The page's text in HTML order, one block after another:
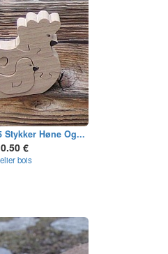
Høne Og...
€
bois